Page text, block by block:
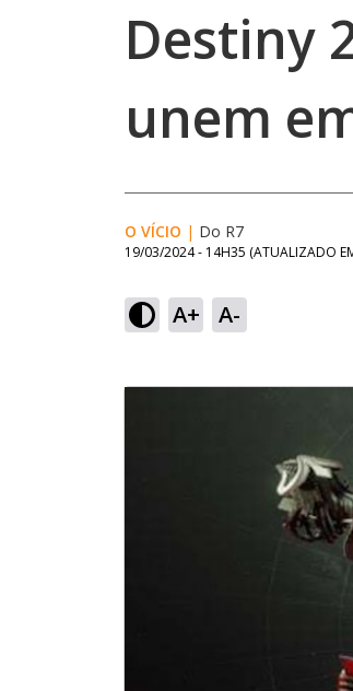
Destiny
unem
O VÍCIO | Do R7
19/03/2024 - 14H35 (ATUALIZADO
A+ A-